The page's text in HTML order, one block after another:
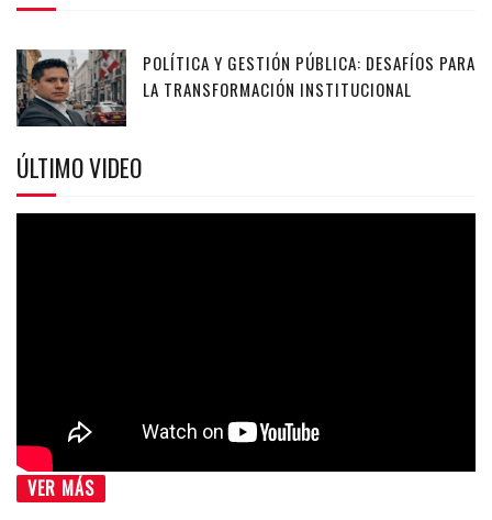
POLÍTICA Y GESTIÓN PÚBLICA: DESAFÍOS PARA
LA TRANSFORMACIÓN INSTITUCIONAL
ÚLTIMO VIDEO
VER MÁS